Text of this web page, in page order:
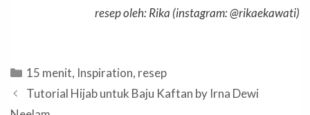
resep oleh: Rika (instagram: @rikaekawati)
Categories
15 menit, Inspiration, resep
Tutorial Hijab untuk Baju Kaftan by Irna Dewi